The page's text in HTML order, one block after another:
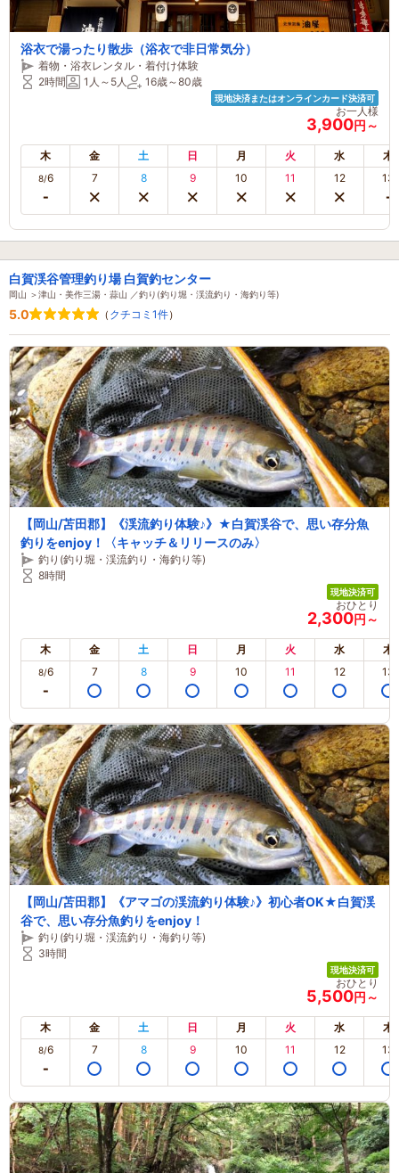
浴衣で湯ったり散歩（浴衣で非日常気分）
着物・浴衣レンタル・着付け体験
2時間
1人～5人 16歳～80歳
現地決済またはオンラインカード決済可
お一人様
3,900円～
木 金 土 日 月 火 水 木
8/6 7 8 9 10 11 12 13
白賀渓谷管理釣り場 白賀釣センター
岡山 ＞津山・美作三湯・蒜山 ／釣り(釣り堀・渓流釣り・海釣り等)
5.0 （ クチコミ1件）
【岡山/苫田郡】《渓流釣り体験♪》★白賀渓谷で、思い存分魚
釣りをenjoy！〈キャッチ＆リリースのみ〉
釣り(釣り堀・渓流釣り・海釣り等)
8時間
現地決済可
おひとり
2,300円～
木 金 土 日 月 火 水 木
8/6 7 8 9 10 11 12 13
【岡山/苫田郡】《アマゴの渓流釣り体験♪》初心者OK★白賀渓
谷で、思い存分魚釣りをenjoy！
釣り(釣り堀・渓流釣り・海釣り等)
3時間
現地決済可
おひとり
5,500円～
木 金 土 日 月 火 水 木
8/6 7 8 9 10 11 12 13